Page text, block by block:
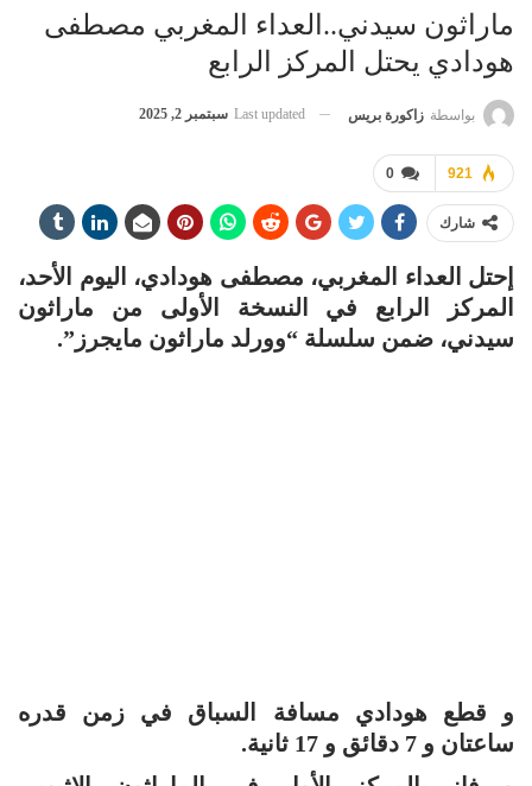
ماراثون سيدني..العداء المغربي مصطفى
هودادي يحتل المركز الرابع
بواسطة زاكورة بريس Last updated سبتمبر 2, 2025
0 921
شارك
إحتل العداء المغربي، مصطفى هودادي، اليوم الأحد،
المركز الرابع في النسخة الأولى من ماراثون
سيدني، ضمن سلسلة “وورلد ماراثون مايجرز”.
و قطع هودادي مسافة السباق في زمن قدره
ساعتان و 7 دقائق و 17 ثانية.